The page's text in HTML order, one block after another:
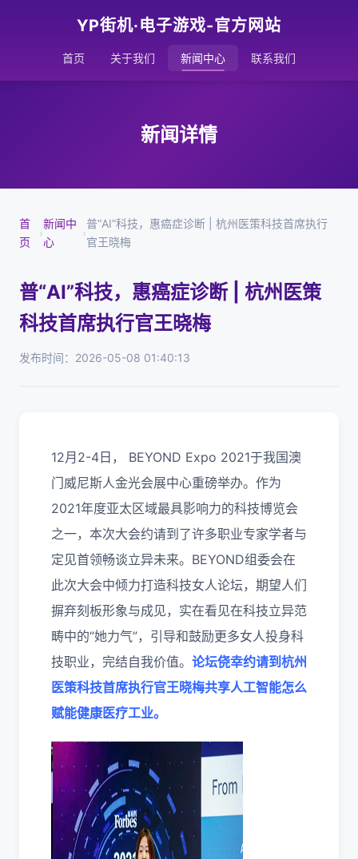
YP街机·电子游戏-官方网站
首页 关于我们 新闻中心 联系我们
新闻详情
首
页
›
新闻中
心
›
普“AI”科技，惠癌症诊断 | 杭州医策科技首席执行
官王晓梅
普“AI”科技，惠癌症诊断 | 杭州医策
科技首席执行官王晓梅
发布时间：2026-05-08 01:40:13
12月2-4日， BEYOND Expo 2021于我国澳
门威尼斯人金光会展中心重磅举办。作为
2021年度亚太区域最具影响力的科技博览会
之一，本次大会约请到了许多职业专家学者与
定见首领畅谈立异未来。BEYOND组委会在
此次大会中倾力打造科技女人论坛，期望人们
摒弃刻板形象与成见，实在看见在科技立异范
畴中的“她力气”，引导和鼓励更多女人投身科
技职业，完结自我价值。 论坛侥幸约请到杭州
医策科技首席执行官王晓梅共享人工智能怎么
赋能健康医疗工业。